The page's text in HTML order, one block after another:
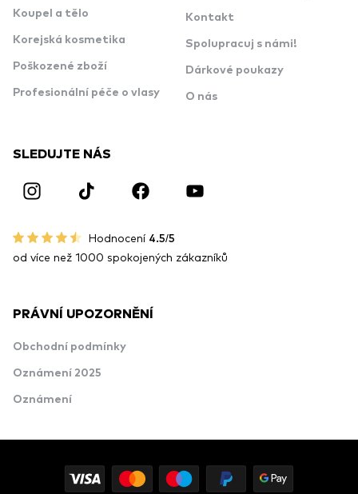
Koupel a tělo
Korejská kosmetika
Poškozené zboží
Profesionální péče o vlasy
Kontakt
Spolupracuj s námi!
Dárkové poukazy
O nás
SLEDUJTE NÁS
Hodnocení 4.5/5
od více než 1000 spokojených zákazníků
PRÁVNÍ UPOZORNĚNÍ
Obchodní podmínky
Oznámení 2025
Oznámení